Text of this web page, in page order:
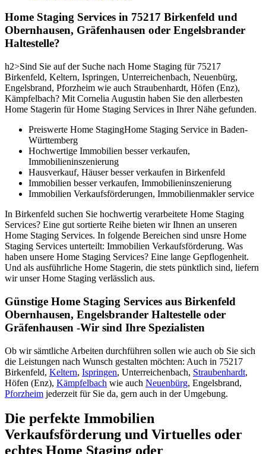
Home Staging Services in 75217 Birkenfeld und
Obernhausen, Gräfenhausen oder Engelsbrander
Haltestelle?
h2>Sind Sie auf der Suche nach Home Staging für 75217
Birkenfeld, Keltern, Ispringen, Unterreichenbach, Neuenbürg,
Engelsbrand, Pforzheim wie auch Straubenhardt, Höfen (Enz),
Kämpfelbach? Mit Cornelia Augustin haben Sie den allerbesten
Home Stagerin für Home Staging Services in Ihrer Nähe gefunden.
Preiswerte Home StagingHome Staging Service in Baden-
Württemberg
Hochwertige Immobilien besser verkaufen,
Immobilieninszenierung
Hausverkauf, Häuser besser verkaufen in Birkenfeld
Immobilien besser verkaufen, Immobilieninszenierung
Immobilien Verkaufsförderungen, Immobilienmakler service
In Birkenfeld suchen Sie hochwertig verarbeitete Home Staging
Services? Eine gut sortierte Reihe bieten wir Ihnen an unseren
Home Staging Services. In folgende Bereichen sind unsre Home
Staging Services unterteilt: Immobilien Verkaufsförderung. Was
haben unsere Home Staging Services? Eine lange Gepflogenheit.
Und als ausführliche Home Stagerin, die stets pünktlich sind, liefern
wir unser Home Staging verlässlich aus.
Günstige Home Staging Services aus Birkenfeld
Obernhausen, Engelsbrander Haltestelle oder
Gräfenhausen -Wir sind Ihre Spezialisten
Ob wir sämtliche Arbeiten durchführen sollen wie auch ob Sie sich
die Leistungen nach Wunsch gestalten möchten: Auch in 75217
Birkenfeld, Keltern, Ispringen, Unterreichenbach, Straubenhardt,
Höfen (Enz), Kämpfelbach wie auch Neuenbürg, Engelsbrand,
Pforzheim jederzeit für Sie da, gern auch in der Umgebung.
Die perfekte Immobilien
Verkaufsförderung und Virtuelles oder
echtes Home Staging oder